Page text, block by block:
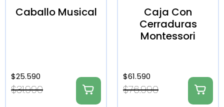
Caballo Musical
$31.990
$25.590
Caja Con
Cerraduras
Montessori
$76.990
$61.590